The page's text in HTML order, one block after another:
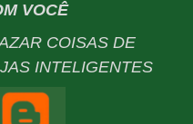
VOCÊ
COISAS DE
INTELIGENTES